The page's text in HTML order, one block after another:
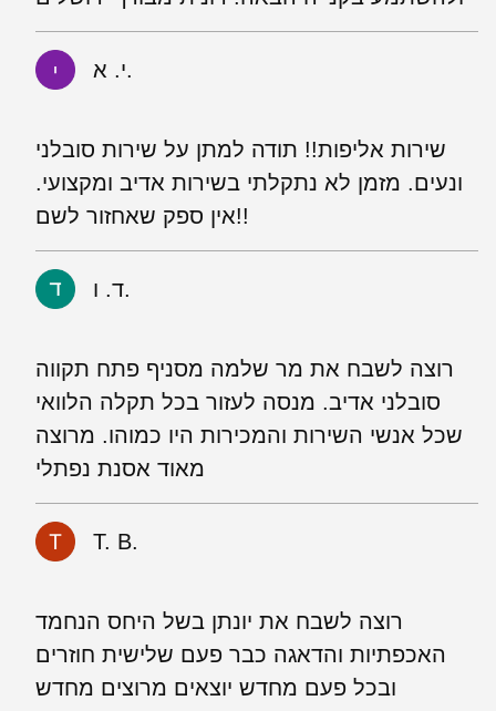
י. א.
שירות אליפות!! תודה למתן על שירות סובלני
ונעים. מזמן לא נתקלתי בשירות אדיב ומקצועי.
אין ספק שאחזור לשם!!
ד. ו.
רוצה לשבח את מר שלמה מסניף פתח תקווה
סובלני אדיב. מנסה לעזור בכל תקלה הלוואי
שכל אנשי השירות והמכירות היו כמוהו. מרוצה
מאוד אסנת נפתלי
T. B.
רוצה לשבח את יונתן בשל היחס הנחמד
האכפתיות והדאגה כבר פעם שלישית חוזרים
ובכל פעם מחדש יוצאים מרוצים מחדש